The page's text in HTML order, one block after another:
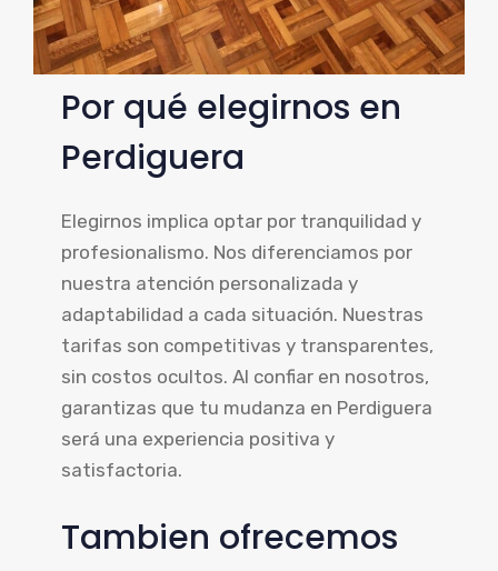
Por qué elegirnos en
Perdiguera
Elegirnos implica optar por tranquilidad y
profesionalismo. Nos diferenciamos por
nuestra atención personalizada y
adaptabilidad a cada situación. Nuestras
tarifas son competitivas y transparentes,
sin costos ocultos. Al confiar en nosotros,
garantizas que tu mudanza en Perdiguera
será una experiencia positiva y
satisfactoria.
Tambien ofrecemos